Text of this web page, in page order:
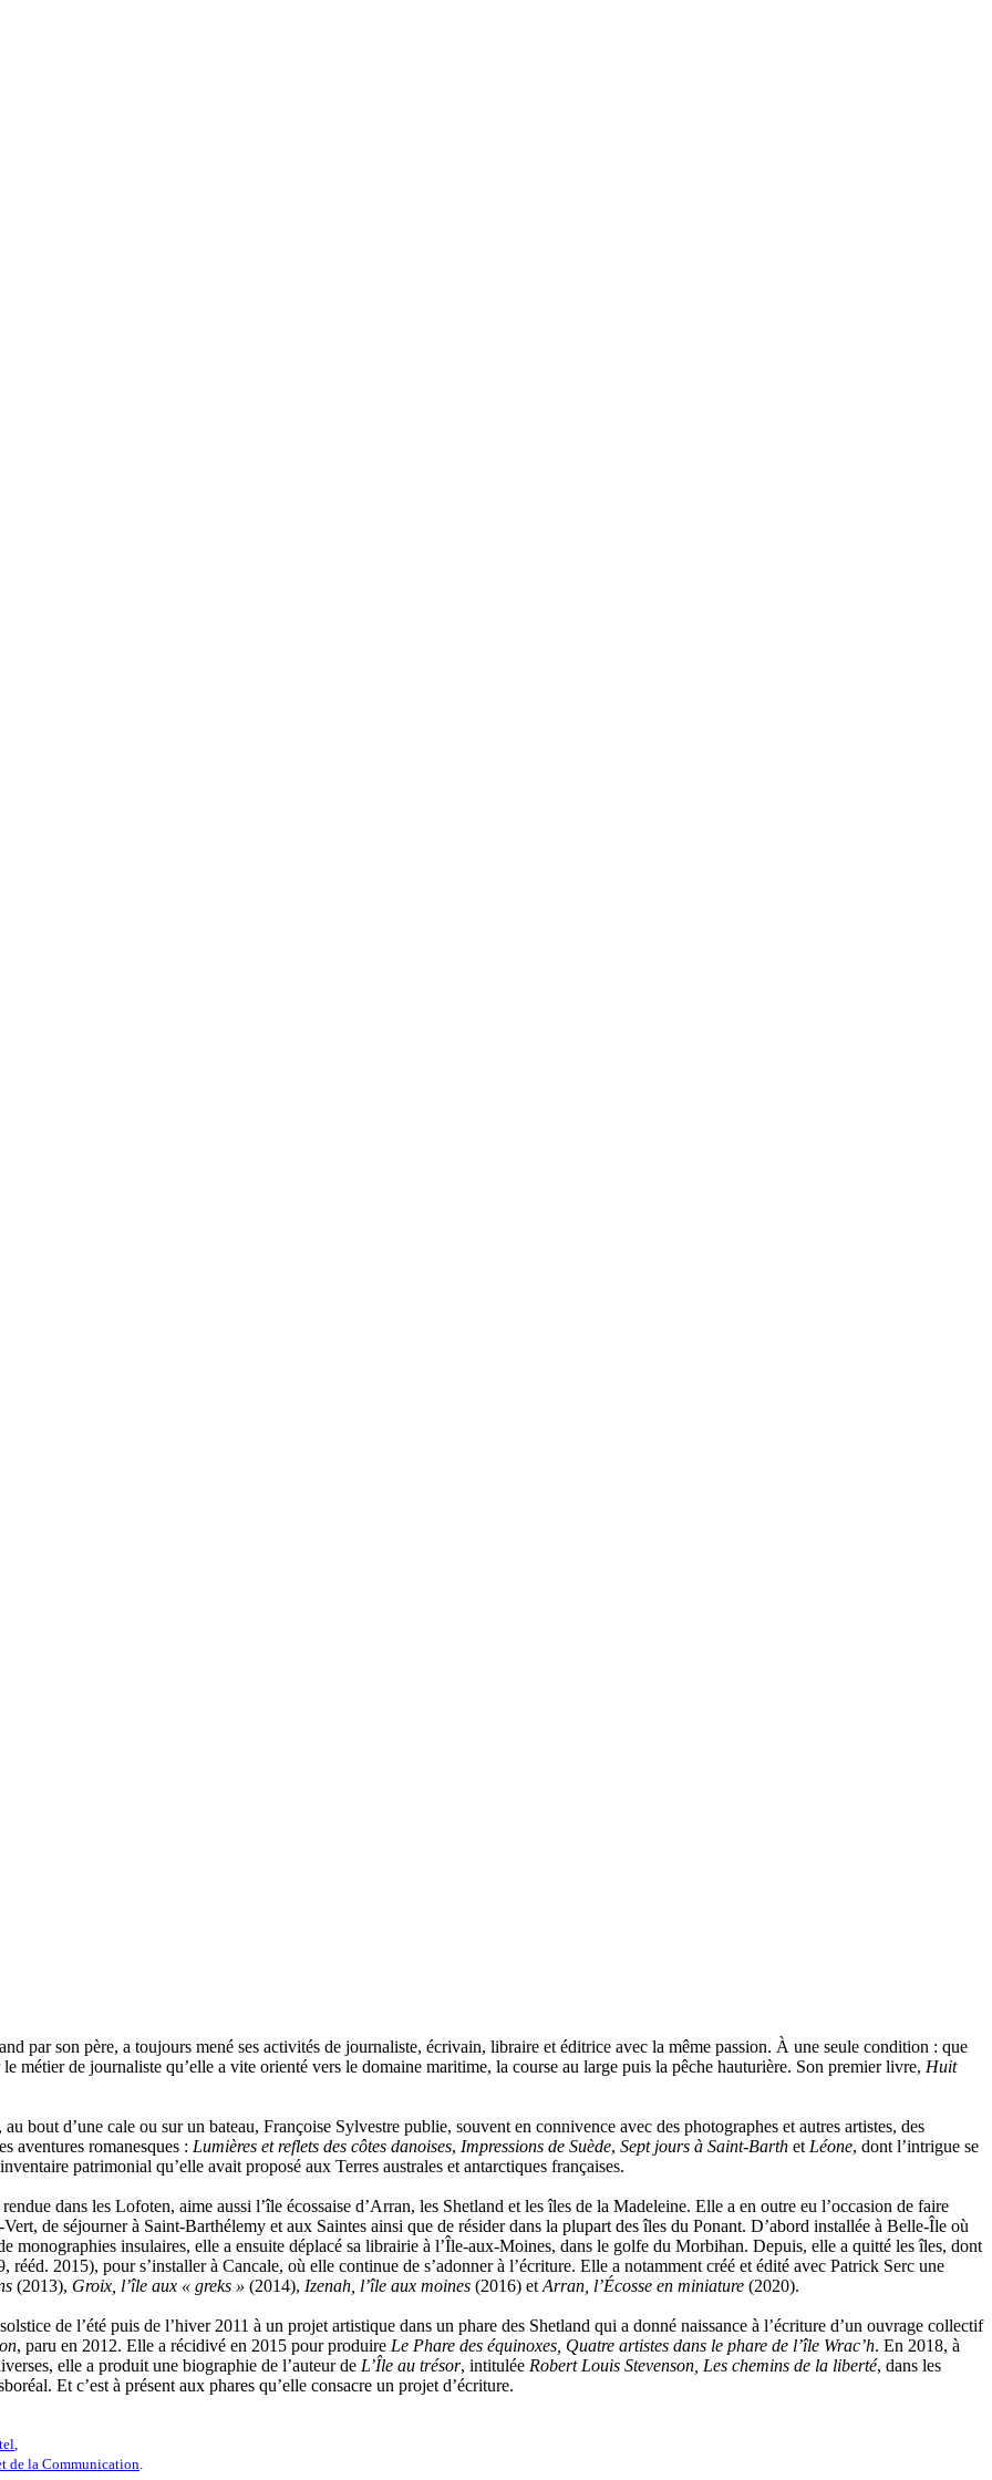
par son père, a toujours mené ses activités de journaliste, écrivain, libraire et éditrice avec la même passion. À une seule condition : que
métier de journaliste qu’elle a vite orienté vers le domaine maritime, la course au large puis la pêche hauturière. Son premier livre, Huit
bout d’une cale ou sur un bateau, Françoise Sylvestre publie, souvent en connivence avec des photographes et autres artistes, des
aventures romanesques : Lumières et reflets des côtes danoises, Impressions de Suède, Sept jours à Saint-Barth et Léone, dont l’intrigue se
patrimonial qu’elle avait proposé aux Terres australes et antarctiques françaises.
dans les Lofoten, aime aussi l’île écossaise d’Arran, les Shetland et les îles de la Madeleine. Elle a en outre eu l’occasion de faire
de séjourner à Saint-Barthélemy et aux Saintes ainsi que de résider dans la plupart des îles du Ponant. D’abord installée à Belle-Île où
monographies insulaires, elle a ensuite déplacé sa librairie à l’Île-aux-Moines, dans le golfe du Morbihan. Depuis, elle a quitté les îles, dont
rééd. 2015), pour s’installer à Cancale, où elle continue de s’adonner à l’écriture. Elle a notamment créé et édité avec Patrick Serc une
(2013), Groix, l’île aux « greks » (2014), Izenah, l’île aux moines (2016) et Arran, l’Écosse en miniature (2020).
de l’été puis de l’hiver 2011 à un projet artistique dans un phare des Shetland qui a donné naissance à l’écriture d’un ouvrage collectif
, paru en 2012. Elle a récidivé en 2015 pour produire Le Phare des équinoxes, Quatre artistes dans le phare de l’île Wrac’h. En 2018, à
elle a produit une biographie de l’auteur de L’Île au trésor, intitulée Robert Louis Stevenson, Les chemins de la liberté, dans les
Et c’est à présent aux phares qu’elle consacre un projet d’écriture.
de la Communication